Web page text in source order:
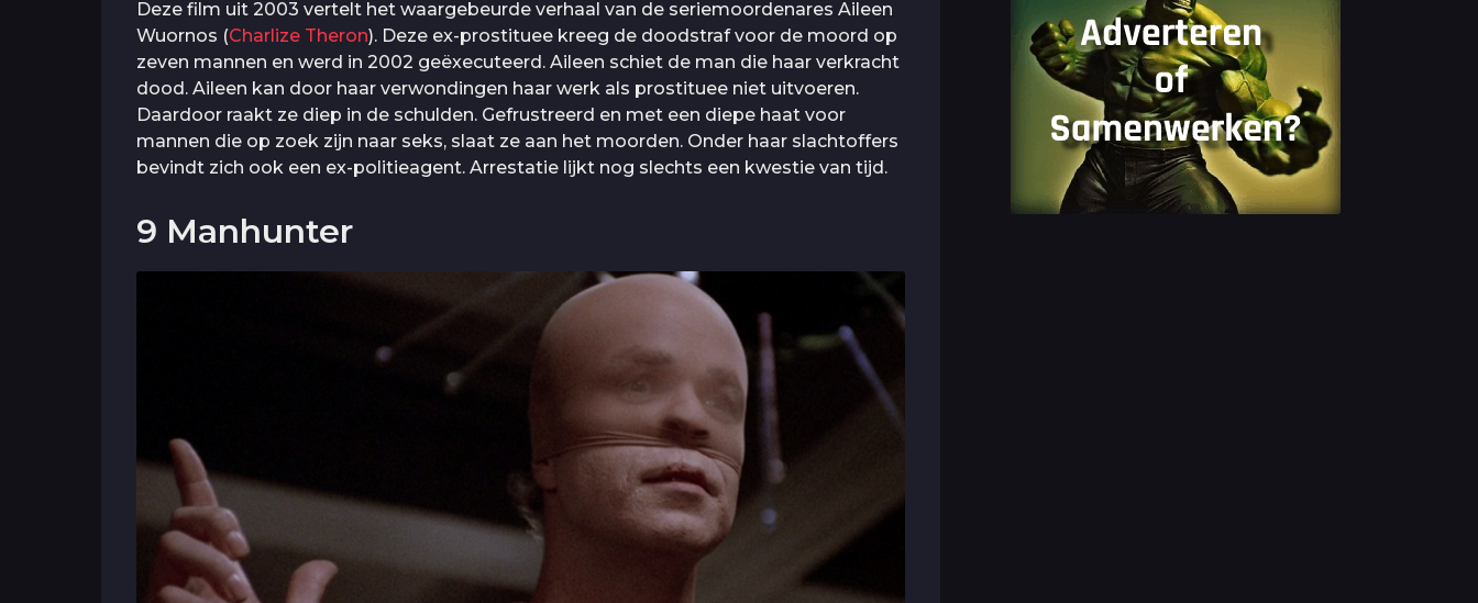
Deze film uit 2003 vertelt het waargebeurde verhaal van de seriemoordenares Aileen
Wuornos (Charlize Theron). Deze ex-prostituee kreeg de doodstraf voor de moord op
zeven mannen en werd in 2002 geëxecuteerd. Aileen schiet de man die haar verkracht
dood. Aileen kan door haar verwondingen haar werk als prostituee niet uitvoeren.
Daardoor raakt ze diep in de schulden. Gefrustreerd en met een diepe haat voor
mannen die op zoek zijn naar seks, slaat ze aan het moorden. Onder haar slachtoffers
bevindt zich ook een ex-politieagent. Arrestatie lijkt nog slechts een kwestie van tijd.
9 Manhunter